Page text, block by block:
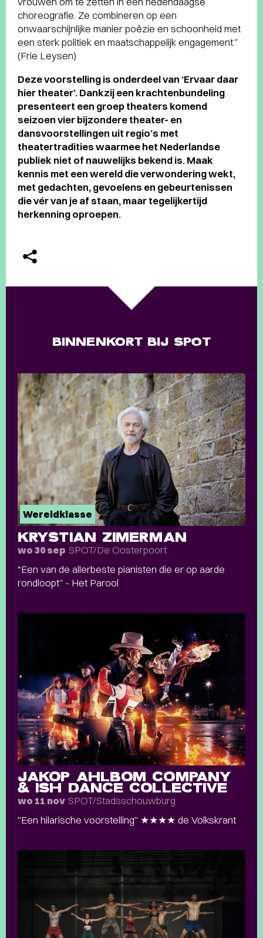
choreografie. Ze combineren op een
onwaarschijnlijke manier poëzie en schoonheid met
een sterk politiek en maatschappelijk engagement.”
(Frie Leysen)
Deze voorstelling is onderdeel van ‘Ervaar daar
hier theater’. Dankzij een krachtenbundeling
presenteert een groep theaters komend
seizoen vier bijzondere theater- en
dansvoorstellingen uit regio’s met
theatertradities waarmee het Nederlandse
publiek niet of nauwelijks bekend is. Maak
kennis met een wereld die verwondering wekt,
met gedachten, gevoelens en gebeurtenissen
die vér van je af staan, maar tegelijkertijd
herkenning oproepen.
BINNENKORT BIJ SPOT
Wereldklasse
KRYSTIAN ZIMERMAN
wo 30 sep SPOT/De Oosterpoort
“Een van de allerbeste pianisten die er op aarde
rondloopt” - Het Parool
JAKOP AHLBOM COMPANY
& ISH DANCE COLLECTIVE
wo 11 nov SPOT/Stadsschouwburg
"Een hilarische voorstelling" ★★★★ de Volkskrant